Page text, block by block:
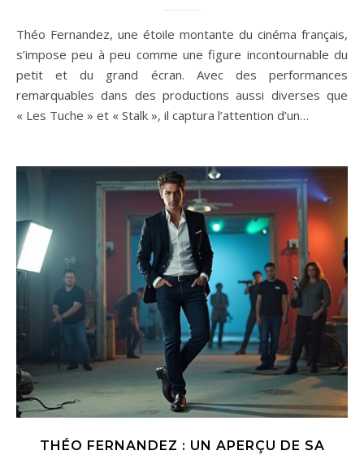
Théo Fernandez, une étoile montante du cinéma français,
s’impose peu à peu comme une figure incontournable du
petit et du grand écran. Avec des performances
remarquables dans des productions aussi diverses que
« Les Tuche » et « Stalk », il captura l’attention d’un…
THÉO FERNANDEZ : UN APERÇU DE SA